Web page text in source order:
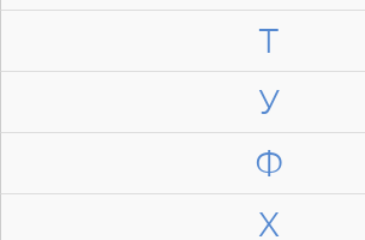
Т
У
Ф
Х